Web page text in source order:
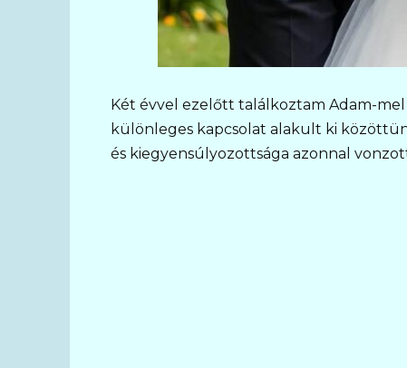
Két évvel ezelőtt találkoztam Adam-
különleges kapcsolat alakult ki
és kiegyensúlyozottsága azonnal